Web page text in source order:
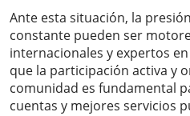
Ante esta situación, la
constante pueden ser
internacionales y expertos
que la participación activa y
comunidad es fundamental
cuentas y mejores servicios